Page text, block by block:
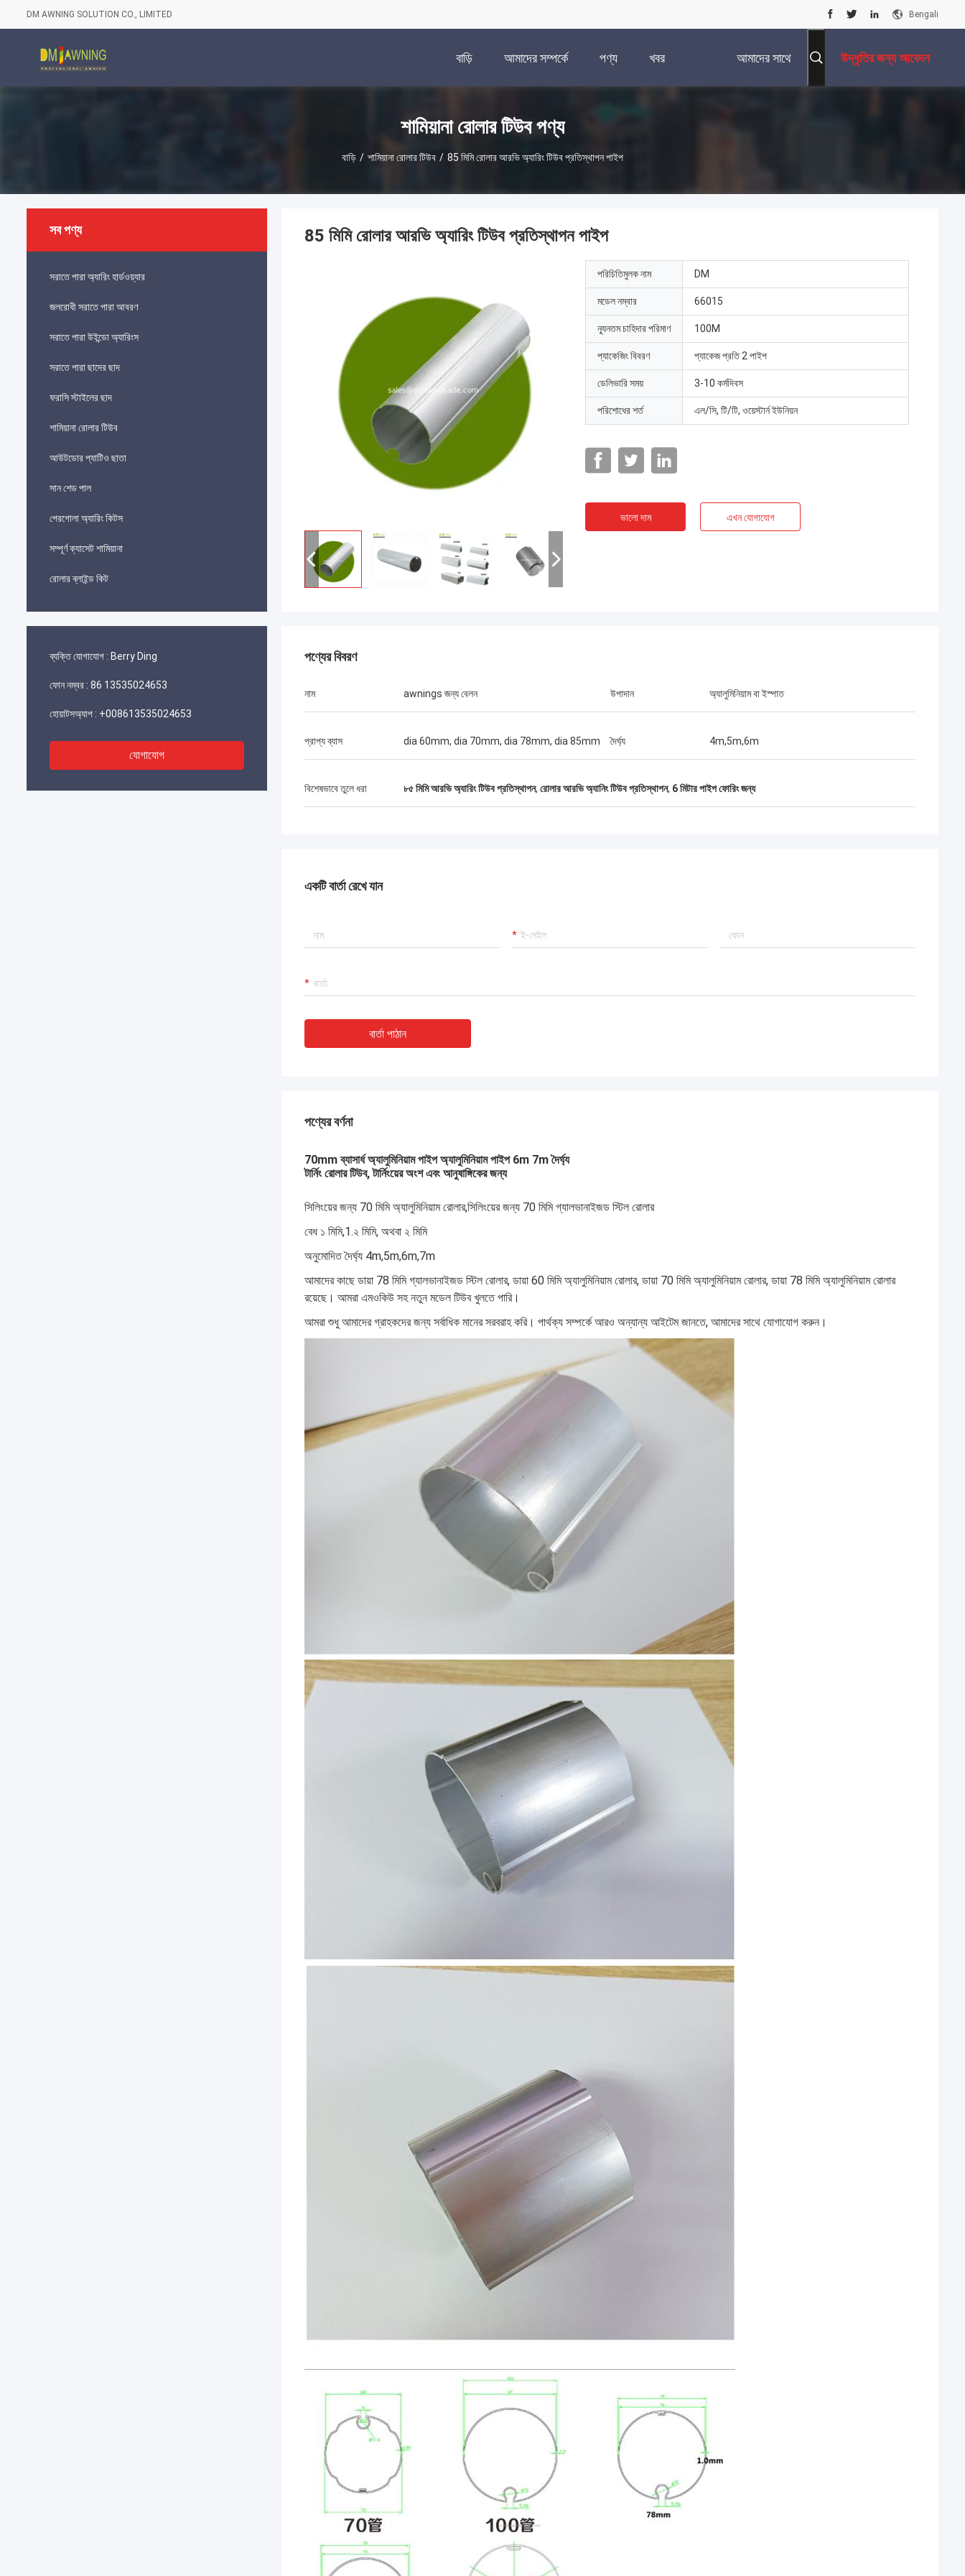
DM AWNING SOLUTION CO., LIMITED Bengali
বাড়ি আমাদের সম্পর্কে পণ্য খবর আমাদের সাথে উদ্ধৃতির জন্য আবেদন
শামিয়ানা রোলার টিউব পণ্য
বাড়ি / শামিয়ানা রোলার টিউব / 85 মিমি রোলার আরভি অ্যারিং টিউব প্রতিস্থাপন পাইপ
সব পণ্য
সরাতে পারা অ্যারিং হার্ডওয়্যার
জলরোধী সরাতে পারা আবরণ
সরাতে পারা উইন্ডো অ্যারিংস
সরাতে পারা ছাদের ছাদ
ফরাসি স্টাইলের ছাদ
শামিয়ানা রোলার টিউব
আউটডোর প্যাটিও ছাতা
সান শেড পাল
পেরগোলা অ্যারিং কিটস
সম্পূর্ণ ক্যাসেট শামিয়ানা
রোলার ব্লাইন্ড কিট
ব্যক্তি যোগাযোগ : Berry Ding
ফোন নম্বর : 86 13535024653
হোয়াটসঅ্যাপ : +008613535024653
যোগাযোগ
85 মিমি রোলার আরভি অ্যারিং টিউব প্রতিস্থাপন পাইপ
পরিচিতিমুলক নাম DM
মডেল নম্বার 66015
ন্যূনতম চাহিদার পরিমাণ 100M
প্যাকেজিং বিবরণ প্যাকেজ প্রতি 2 পাইপ
ডেলিভারি সময় 3-10 কর্মদিবস
পরিশোধের শর্ত এল/সি, টি/টি, ওয়েস্টার্ন ইউনিয়ন
ভালো দাম এখন যোগাযোগ
পণ্যের বিবরণ
নাম awnings জন্য বেলন উপাদান অ্যালুমিনিয়াম বা ইস্পাত
প্রাপ্য ব্যাস dia 60mm, dia 70mm, dia 78mm, dia 85mm দৈর্ঘ্য 4m,5m,6m
বিশেষভাবে তুলে ধরা ৮৫ মিমি আরভি অ্যারিং টিউব প্রতিস্থাপন, রোলার আরভি অ্যানিং টিউব প্রতিস্থাপন, 6 মিটার পাইপ ফোরিং জন্য
একটি বার্তা রেখে যান
বার্তা পাঠান
পণ্যের বর্ণনা
70mm ব্যাসার্ধ অ্যালুমিনিয়াম পাইপ অ্যালুমিনিয়াম পাইপ 6m 7m দৈর্ঘ্য
টার্নিং রোলার টিউব, টার্নিংয়ের অংশ এবং আনুষাঙ্গিকের জন্য
সিলিংয়ের জন্য 70 মিমি অ্যালুমিনিয়াম রোলার,সিলিংয়ের জন্য 70 মিমি গ্যালভানাইজড স্টিল রোলার
বেধ ১ মিমি,1.২ মিমি, অথবা ২ মিমি
অনুমোদিত দৈর্ঘ্য 4m,5m,6m,7m
আমাদের কাছে ডায়া 78 মিমি গ্যালভানাইজড স্টিল রোলার, ডায়া 60 মিমি অ্যালুমিনিয়াম রোলার, ডায়া 70 মিমি অ্যালুমিনিয়াম রোলার, ডায়া 78 মিমি অ্যালুমিনিয়াম রোলার
রয়েছে। আমরা এমওকিউ সহ নতুন মডেল টিউব খুলতে পারি।
আমরা শুধু আমাদের গ্রাহকদের জন্য সর্বাধিক মানের সরবরাহ করি। পার্থক্য সম্পর্কে আরও অন্যান্য আইটেম জানতে, আমাদের সাথে যোগাযোগ করুন।